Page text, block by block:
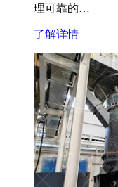
理可靠的…
了解详情